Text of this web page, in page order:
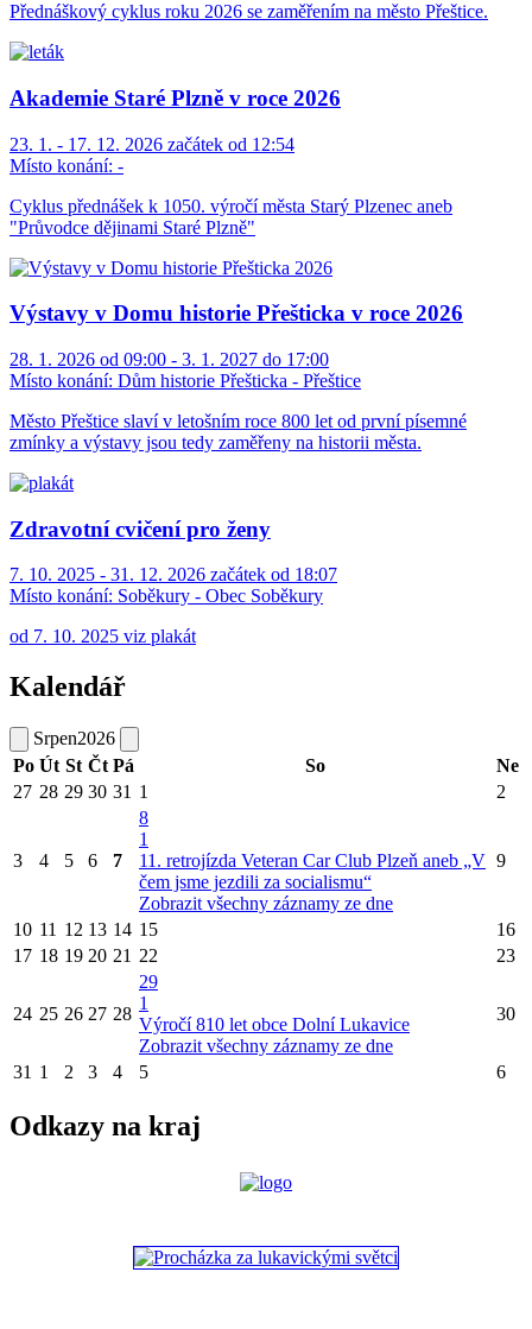
Přednáškový cyklus roku 2026 se zaměřením na město Přeštice.
Akademie Staré Plzně v roce 2026
23. 1. - 17. 12. 2026 začátek od 12:54
Místo konání: -
Cyklus přednášek k 1050. výročí města Starý Plzenec aneb
"Průvodce dějinami Staré Plzně"
Výstavy v Domu historie Přešticka v roce 2026
28. 1. 2026 od 09:00 - 3. 1. 2027 do 17:00
Místo konání: Dům historie Přešticka - Přeštice
Město Přeštice slaví v letošním roce 800 let od první písemné
zmínky a výstavy jsou tedy zaměřeny na historii města.
Zdravotní cvičení pro ženy
7. 10. 2025 - 31. 12. 2026 začátek od 18:07
Místo konání: Soběkury - Obec Soběkury
od 7. 10. 2025 viz plakát
Kalendář
Srpen2026
Po Út St Čt Pá So
Ne
27 28 29 30 31 1 2
3 4 5 6 7
8
1
11. retrojízda Veteran Car Club Plzeň aneb „V
čem jsme jezdili za socialismu“
Zobrazit všechny záznamy ze dne
9
10 11 12 13 14 15
16
17 18 19 20 21 22 23
24 25 26 27 28
29
1
Výročí 810 let obce Dolní Lukavice
Zobrazit všechny záznamy ze dne
30
31 1 2 3 4 5 6
Odkazy na kraj